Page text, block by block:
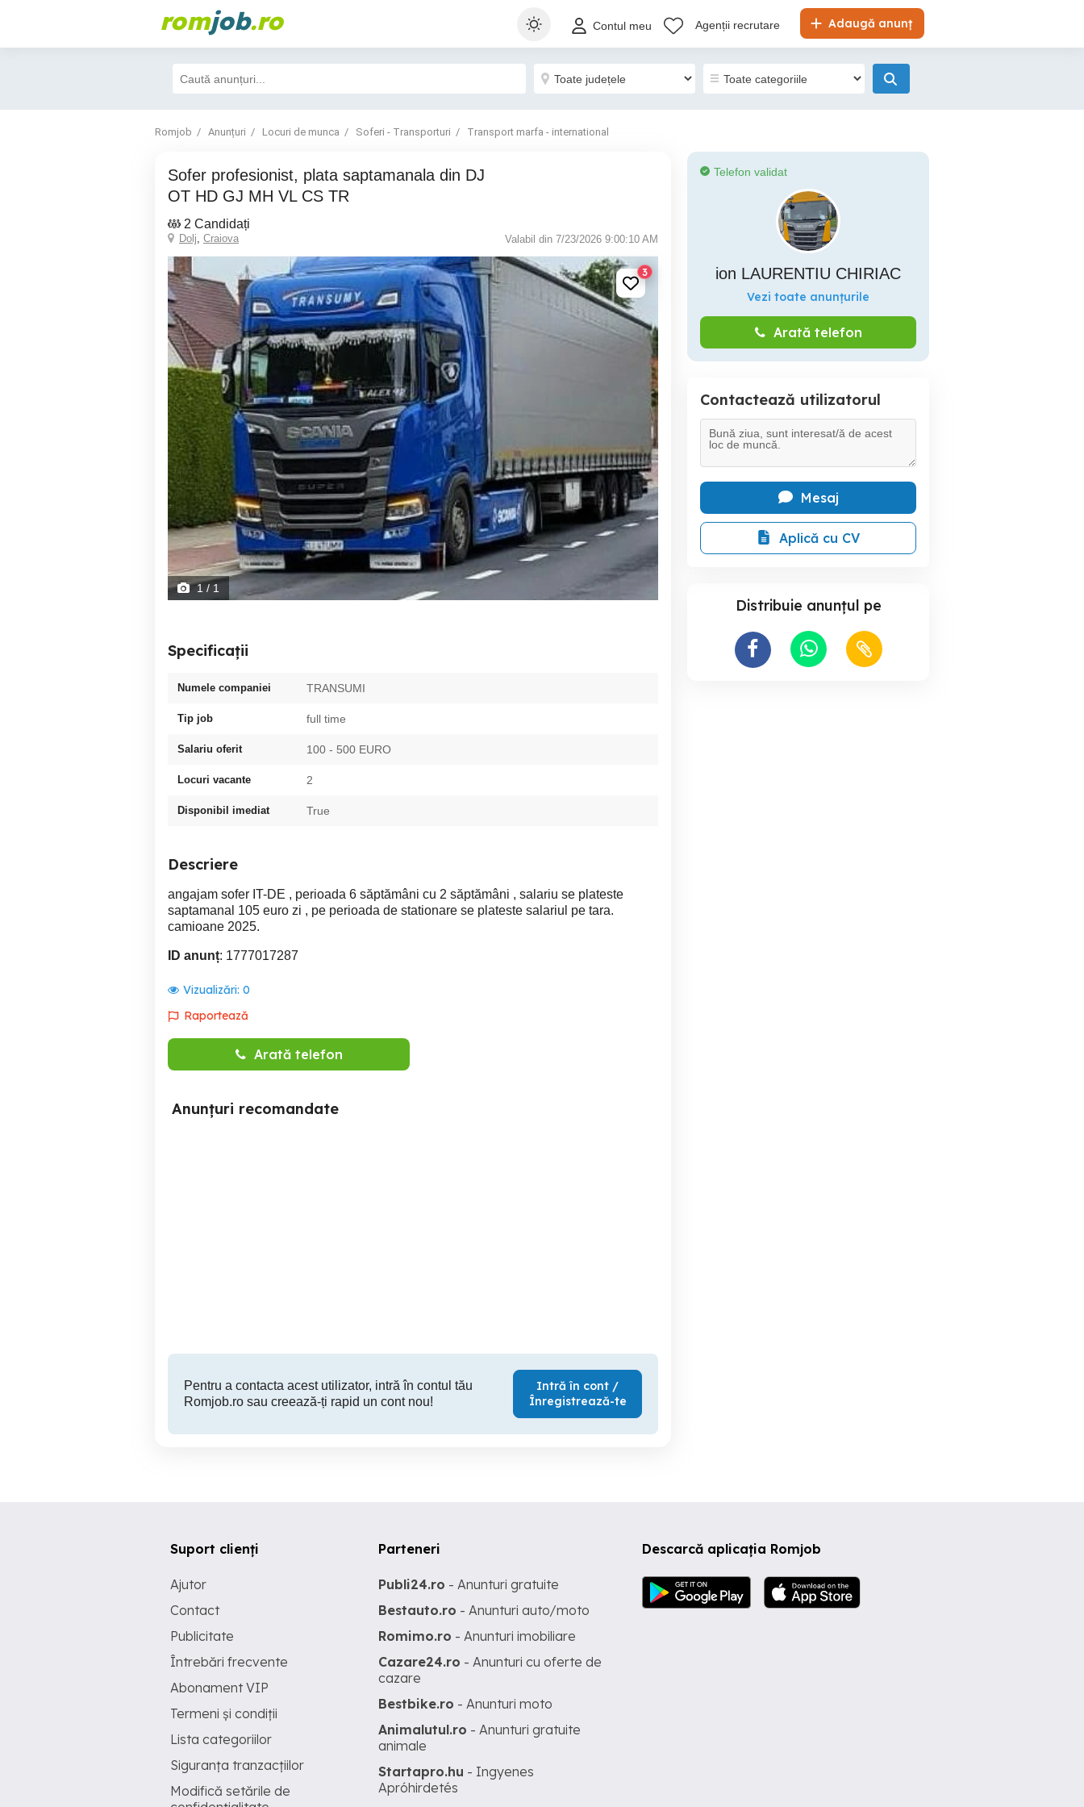
romjob.ro Adaugă anunț
Contul meu Agenții recrutare
Romjob Anunțuri Locuri de munca Soferi - Transporturi Transport marfa - international
Sofer profesionist, plata saptamanala din DJ
OT HD GJ MH VL CS TR
2 Candidați
Dolj, Craiova Valabil din 7/23/2026 9:00:10 AM
3
1 / 1
Specificații
Numele companiei TRANSUMI
Tip job full time
Salariu oferit 100 - 500 EURO
Locuri vacante 2
Disponibil imediat True
Descriere
angajam sofer IT-DE , perioada 6 săptămâni cu 2 săptămâni , salariu se plateste
saptamanal 105 euro zi , pe perioada de stationare se plateste salariul pe tara.
camioane 2025.
ID anunț: 1777017287
Vizualizări: 0
Raportează
Arată telefon
Anunțuri recomandate
Pentru a contacta acest utilizator, intră în contul tău
Romjob.ro sau creează-ți rapid un cont nou!
Intră în cont /
Înregistrează-te
Telefon validat
ion LAURENTIU CHIRIAC
Vezi toate anunțurile
Arată telefon
Contactează utilizatorul
Mesaj
Aplică cu CV
Distribuie anunțul pe
Descarcă aplicația Romjob
Suport clienți
Ajutor
Contact
Publicitate
Întrebări frecvente
Abonament VIP
Termeni și condiții
Lista categoriilor
Siguranța tranzacțiilor
Modifică setările de
Parteneri
Publi24.ro - Anunturi gratuite
Bestauto.ro - Anunturi auto/moto
Romimo.ro - Anunturi imobiliare
Cazare24.ro - Anunturi cu oferte de
cazare
Bestbike.ro - Anunturi moto
Animalutul.ro - Anunturi gratuite
animale
Startapro.hu - Ingyenes
Apróhirdetés